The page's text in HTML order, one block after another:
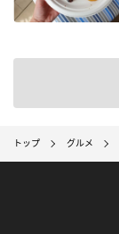
トップ グルメ